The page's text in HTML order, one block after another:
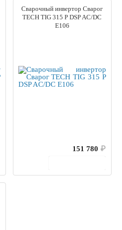
Сварочный инвертор Сварог
TECH TIG 315 P DSP AC/DC
E106
151 780 ₽